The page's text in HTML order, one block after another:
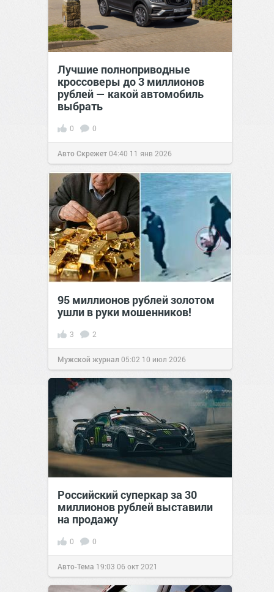
Лучшие полноприводные
кроссоверы до 3 миллионов
рублей — какой автомобиль
выбрать
0 0
Авто Скрежет04:40 11 янв 2026
95 миллионов рублей золотом
ушли в руки мошенников!
3 2
Мужской журнал 05:02 10 июл 2026
Российский суперкар за 30
миллионов рублей выставили
на продажу
0 0
Авто-Тема 19:03 06 окт 2021